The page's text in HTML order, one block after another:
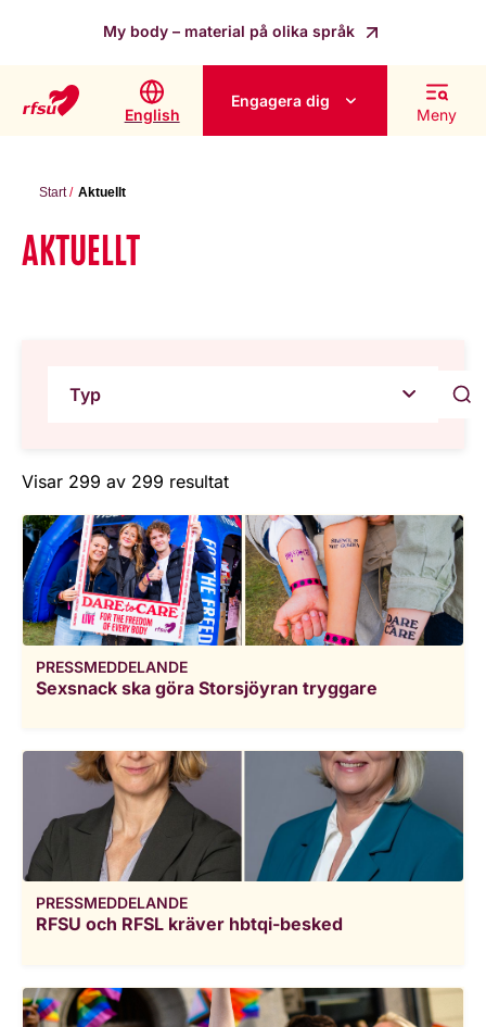
My body – material på olika språk
English
Engagera dig
Meny
Start Aktuellt
AKTUELLT
Typ
Visar 299 av 299 resultat
PRESSMEDDELANDE
Sexsnack ska göra Storsjöyran tryggare
PRESSMEDDELANDE
RFSU och RFSL kräver hbtqi-besked